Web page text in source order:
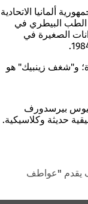
ألمانيا الاتحادية
البيطري في
للحيوانات الصغيرة في
و"شغف زينبيك" هو
بيرسدورف
حديثة وكلاسيكية.
يقدم "عواطف